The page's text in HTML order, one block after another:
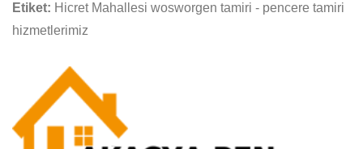
Etiket: Hicret Mahallesi wosworgen tamiri - pencere tamiri
hizmetlerimiz